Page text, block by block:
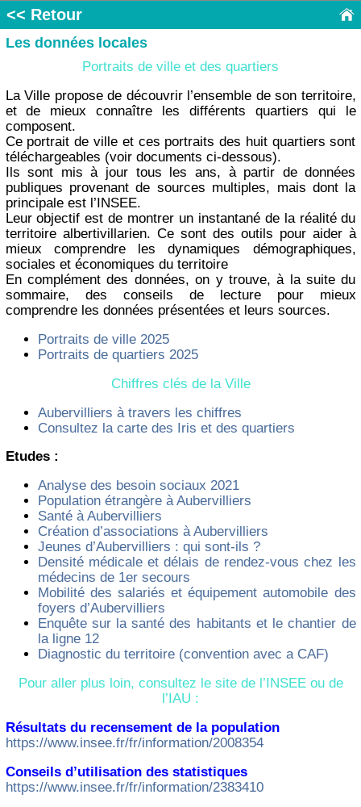
<< Retour
Les données locales
Portraits de ville et des quartiers
La Ville propose de découvrir l’ensemble de son territoire,
et de mieux connaître les différents quartiers qui le
composent.
Ce portrait de ville et ces portraits des huit quartiers sont
téléchargeables (voir documents ci-dessous).
Ils sont mis à jour tous les ans, à partir de données
publiques provenant de sources multiples, mais dont la
principale est l’INSEE.
Leur objectif est de montrer un instantané de la réalité du
territoire albertivillarien. Ce sont des outils pour aider à
mieux comprendre les dynamiques démographiques,
sociales et économiques du territoire
En complément des données, on y trouve, à la suite du
sommaire, des conseils de lecture pour mieux
comprendre les données présentées et leurs sources.
Portraits de ville 2025
Portraits de quartiers 2025
Chiffres clés de la Ville
Aubervilliers à travers les chiffres
Consultez la carte des Iris et des quartiers
Etudes :
Analyse des besoin sociaux 2021
Population étrangère à Aubervilliers
Santé à Aubervilliers
Création d’associations à Aubervilliers
Jeunes d’Aubervilliers : qui sont-ils ?
Densité médicale et délais de rendez-vous chez les
médecins de 1er secours
Mobilité des salariés et équipement automobile des
foyers d’Aubervilliers
Enquête sur la santé des habitants et le chantier de
la ligne 12
Diagnostic du territoire (convention avec a CAF)
Pour aller plus loin, consultez le site de l’INSEE ou de
l’IAU :
Résultats du recensement de la population
https://www.insee.fr/fr/information/2008354
Conseils d’utilisation des statistiques
https://www.insee.fr/fr/information/2383410